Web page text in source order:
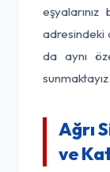
adresindeki
da aynı
sunmaktayız.
Ağrı
ve